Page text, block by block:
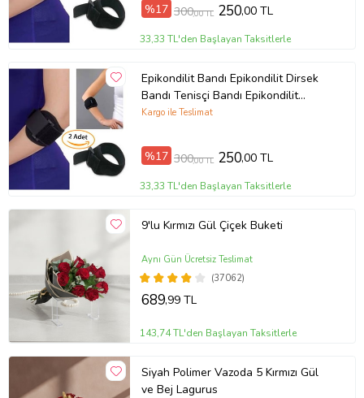
%17 300,00 TL 250,00 TL
33,33 TL'den Başlayan Taksitlerle
Epikondilit Bandı Epikondilit Dirsek
Bandı Tenisçi Bandı Epikondilit
Bandaj Kaliteli Kumaş 2 Adet
Kargo ile Teslimat
%17 300,00 TL 250,00 TL
33,33 TL'den Başlayan Taksitlerle
9'lu Kırmızı Gül Çiçek Buketi
(37062)
Aynı Gün Ücretsiz Teslimat
689,99 TL
143,74 TL'den Başlayan Taksitlerle
Siyah Polimer Vazoda 5 Kırmızı Gül
ve Bej Lagurus